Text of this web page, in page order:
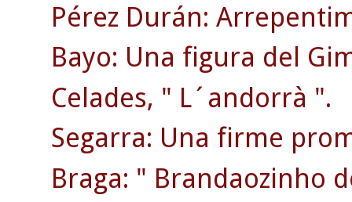
Pérez Durán:
Bayo: Una figura del
Celades, " L´andorrà ".
Segarra: Una firme
Braga: " Brandaozinho